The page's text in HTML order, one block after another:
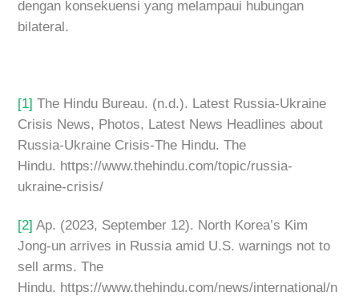
dengan konsekuensi yang melampaui hubungan
bilateral.
[1] The Hindu Bureau. (n.d.). Latest Russia-Ukraine
Crisis News, Photos, Latest News Headlines about
Russia-Ukraine Crisis-The Hindu. The
Hindu. https://www.thehindu.com/topic/russia-
ukraine-crisis/
[2] Ap. (2023, September 12). North Korea’s Kim
Jong-un arrives in Russia amid U.S. warnings not to
sell arms. The
Hindu. https://www.thehindu.com/news/international/n